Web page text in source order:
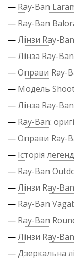
— Ray-Ban
— Ray-Ban
—Лінзи Ray-
—Лінза Ray-
—Оправи Ray-
— Модель
—Лінза Ray-
— Ray-Ban:
—Оправи Ray-
— Історія
— Ray-Ban
—Лінзи Ray-
— Ray-Ban
— Ray-Ban
—Лінзи Ray-
—Дзеркальна